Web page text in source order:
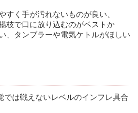
すく手が汚れないものが良い、
枝で口に放り込むのがベストか
、タンブラーや電気ケトルがほしい
では戦えないレベルのインフレ具合